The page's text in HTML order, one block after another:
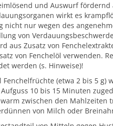
und Auswurf
wirkt es
nicht nur wegen des
von
aus Zusatz von
von Fenchelöl verwenden.
werden (s. Hinweise)!
Fenchelfrüchte (etwa 2 bis 5
10 bis 15 Minuten
zwischen den
von Milch oder